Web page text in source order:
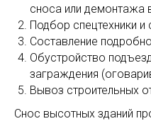
сноса или демонтажа
Подбор спецтехники и
Составление
Обустройство
заграждения
Вывоз строительных
Снос высотных зданий